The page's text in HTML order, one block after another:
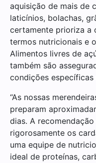
aquisição de mais de
laticínios, bolachas,
certamente prioriza a
termos nutricionais e
Alimentos livres de
também são
condições específicas
“As nossas
preparam
dias. A
rigorosamente os
uma equipe de
ideal de proteínas,